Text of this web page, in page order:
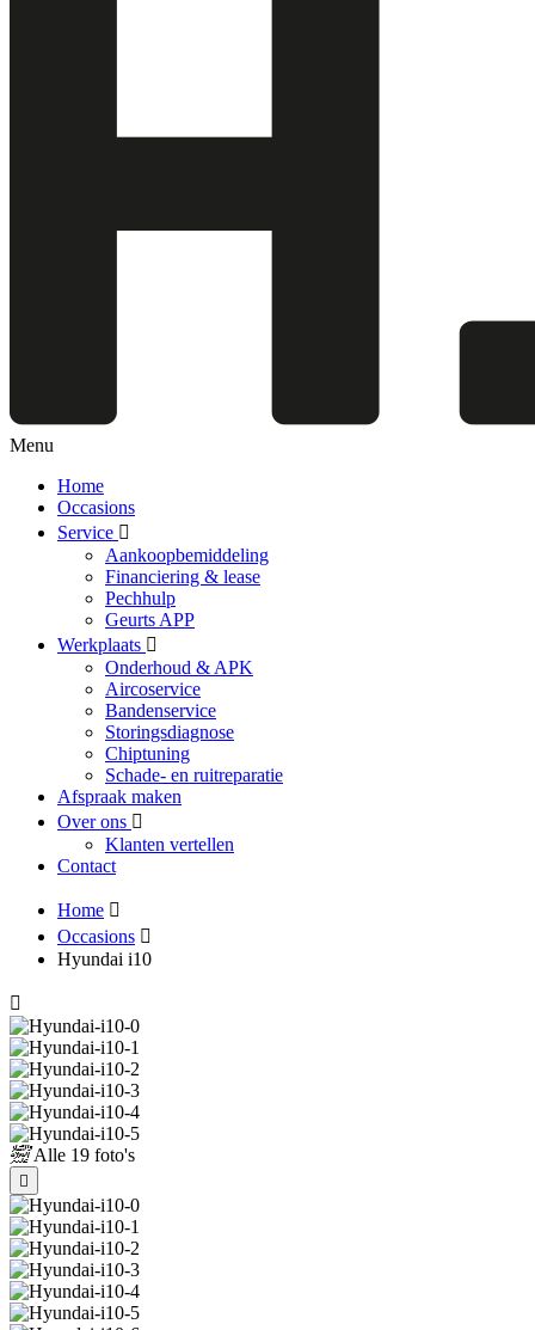
Menu
Home
Occasions
Service
Aankoopbemiddeling
Financiering & lease
Pechhulp
Geurts APP
Werkplaats
Onderhoud & APK
Aircoservice
Bandenservice
Storingsdiagnose
Chiptuning
Schade- en ruitreparatie
Afspraak maken
Over ons
Klanten vertellen
Contact
Home
Occasions
Hyundai i10
Alle 19 foto's